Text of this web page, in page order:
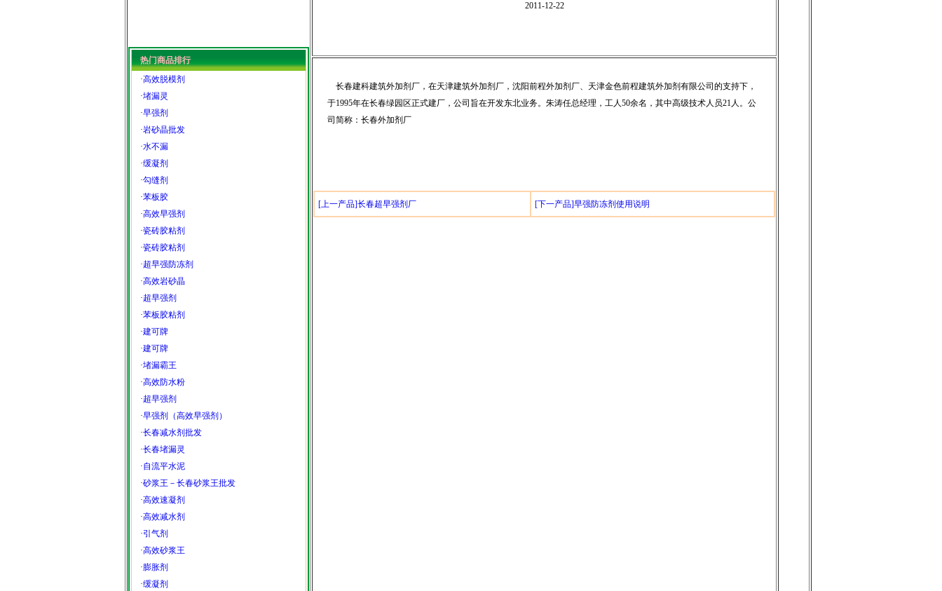
热门商品排行
·高效脱模剂
·堵漏灵
·早强剂
·岩砂晶批发
·水不漏
·缓凝剂
·勾缝剂
·苯板胶
·高效早强剂
·瓷砖胶粘剂
·瓷砖胶粘剂
·超早强防冻剂
·高效岩砂晶
·超早强剂
·苯板胶粘剂
·建可牌
·建可牌
·堵漏霸王
·高效防水粉
·超早强剂
·早强剂（高效早强剂）
·长春减水剂批发
·长春堵漏灵
·自流平水泥
·砂浆王－长春砂浆王批发
·高效速凝剂
·高效减水剂
·引气剂
·高效砂浆王
·膨胀剂
·缓凝剂
2011-12-22
长春建科建筑外加剂厂，在天津建筑外加剂厂，沈阳前程外加剂厂、天津金色前程建筑外加剂有限公司的支持下，
于1995年在长春绿园区正式建厂，公司旨在开发东北业务。朱涛任总经理，工人50余名，其中高级技术人员21人。公
司简称：长春外加剂厂
[上一产品]长春超早强剂厂 [下一产品]早强防冻剂使用说明